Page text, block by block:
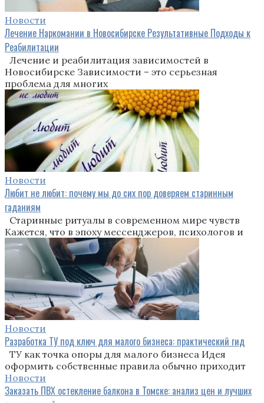
Новости
Лечение Наркомании в Новосибирске Результативные Подходы к
Реабилитации
Лечение и реабилитация зависимостей в
Новосибирске Зависимости – это серьезная
проблема для многих
Новости
Любит не любит: почему мы до сих пор доверяем старинным
гаданиям
Старинные ритуалы в современном мире чувств
Кажется, что в эпоху мессенджеров, психологов и
Новости
Разработка ТУ под ключ для малого бизнеса: практический гид
ТУ как точка опоры для малого бизнеса Идея
оформить собственные правила обычно приходит
Новости
Заказать ПВХ остекление балкона в Томске: анализ цен и лучших